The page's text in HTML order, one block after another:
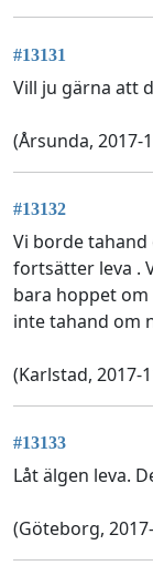
#13131
Vill ju gärna att
(Årsunda, 2017-
#13132
Vi borde
fortsätter leva .
bara hoppet
inte tahand om
(Karlstad, 2017-
#13133
Låt älgen leva.
(Göteborg,